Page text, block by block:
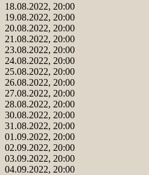
18.08.2022, 20:00
19.08.2022, 20:00
20.08.2022, 20:00
21.08.2022, 20:00
23.08.2022, 20:00
24.08.2022, 20:00
25.08.2022, 20:00
26.08.2022, 20:00
27.08.2022, 20:00
28.08.2022, 20:00
30.08.2022, 20:00
31.08.2022, 20:00
01.09.2022, 20:00
02.09.2022, 20:00
03.09.2022, 20:00
04.09.2022, 20:00